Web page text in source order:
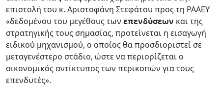
επιστολή του κ. Αριστοφάνη Στεφάτου προς τη ΡΑΑΕΥ
«δεδομένου του μεγέθους των επενδύσεων και της
στρατηγικής τους σημασίας, προτείνεται η εισαγωγή
ειδικού μηχανισμού, ο οποίος θα προσδιοριστεί σε
μεταγενέστερο στάδιο, ώστε να περιορίζεται ο
οικονομικός αντίκτυπος των περικοπών για τους
επενδυτές».